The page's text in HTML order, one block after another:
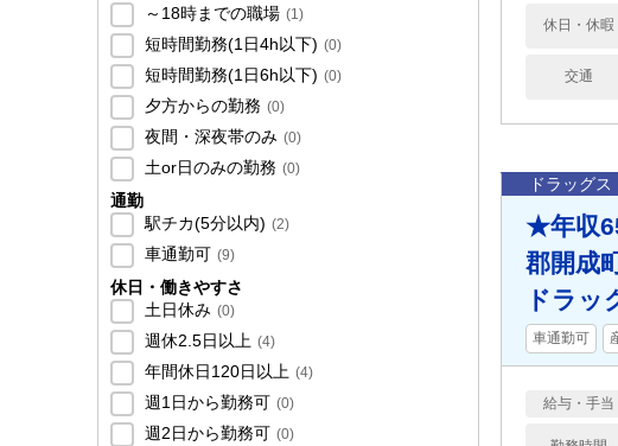
～18時までの職場 (1)
短時間勤務(1日4h以下) (0)
短時間勤務(1日6h以下) (0)
夕方からの勤務 (0)
夜間・深夜帯のみ (0)
土or日のみの勤務 (0)
通勤
駅チカ(5分以内) (2)
車通勤可 (9)
休日・働きやすさ
土日休み (0)
週休2.5日以上 (4)
年間休日120日以上 (4)
週1日から勤務可 (0)
週2日から勤務可 (0)
休日・休暇
交通
ドラッグ
★年収
郡開成
ドラ
車通勤可
給与・手当